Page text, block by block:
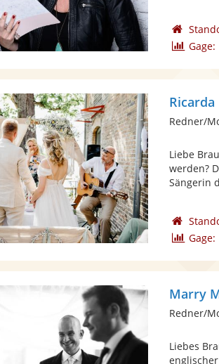
Gage:
Ricarda
Redner/
Liebe
werden?
Sängerin
Gage:
Marry
Redner/
Liebes